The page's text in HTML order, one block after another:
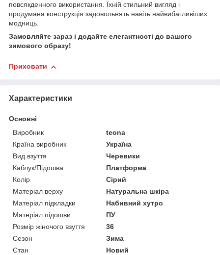
повсякденного використання. Їхній стильний вигляд і
продумана конструкція задовольнять навіть найвибагливіших
модниць.
Замовляйте зараз і додайте елегантності до вашого
зимового образу!
Приховати
Характеристики
Основні
Виробник
teona
Країна виробник
Україна
Вид взуття
Черевики
Каблук/Підошва
Платформа
Колір
Сірий
Матеріал верху
Натуральна шкіра
Матеріал підкладки
Набивний хутро
Матеріал підошви
ПУ
Розмір жіночого взуття
36
Сезон
Зима
Стан
Новий